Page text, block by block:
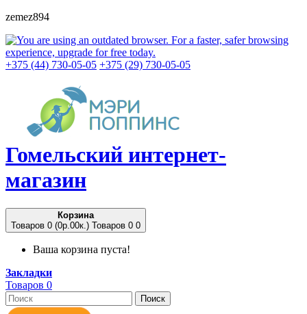
zemez894
+375 (44) 730-05-05 +375 (29) 730-05-05
Гомельский интернет-
магазин
Корзина
Товаров 0 (0p.00к.) Товаров 0 0
Ваша корзина пуста!
Закладки
Товаров 0
Поиск